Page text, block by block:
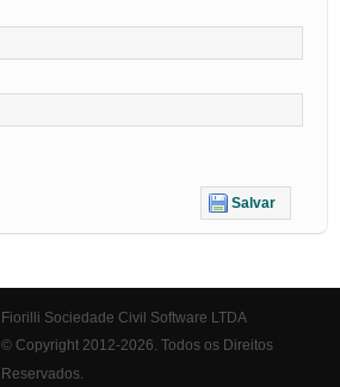
Salvar
Fiorilli Sociedade Civil Software LTDA
© Copyright 2012-2026. Todos os Direitos
Reservados.